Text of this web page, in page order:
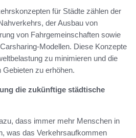
für Städte zählen der
der Ausbau von
von Fahrgemeinschaften sowie
Modellen. Diese Konzepte
zu minimieren und die
Gebieten zu erhöhen.
die zukünftige städtische
dass immer mehr Menschen in
was das Verkehrsaufkommen